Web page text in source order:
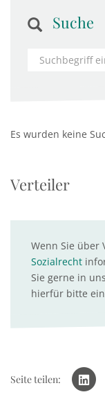
Suche
Es wurden keine
Verteiler
Wenn Sie über
Sozialrecht
Sie gerne in
hierfür bitte
Seite teilen: